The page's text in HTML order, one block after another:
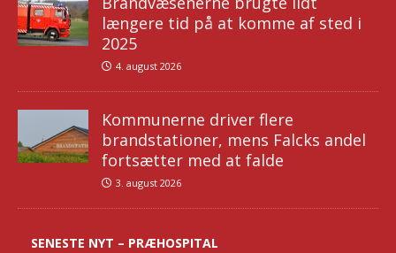
længere tid på at komme af sted i
2025
4. august 2026
Kommunerne driver flere
brandstationer, mens Falcks andel
fortsætter med at falde
3. august 2026
SENESTE NYT – PRÆHOSPITAL